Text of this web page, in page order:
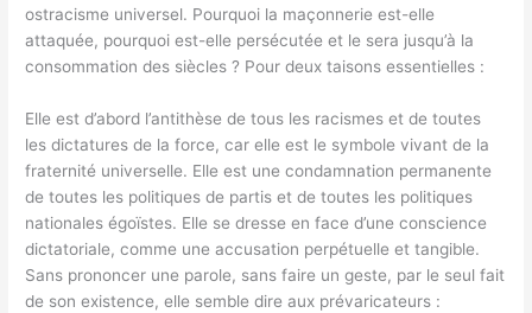
ostracisme universel. Pourquoi la maçonnerie est-elle
attaquée, pourquoi est-elle persécutée et le sera jusqu’à la
consommation des siècles ? Pour deux taisons essentielles :
Elle est d’abord l’antithèse de tous les racismes et de toutes
les dictatures de la force, car elle est le symbole vivant de la
fraternité universelle. Elle est une condamnation permanente
de toutes les politiques de partis et de toutes les politiques
nationales égoïstes. Elle se dresse en face d’une conscience
dictatoriale, comme une accusation perpétuelle et tangible.
Sans prononcer une parole, sans faire un geste, par le seul fait
de son existence, elle semble dire aux prévaricateurs :